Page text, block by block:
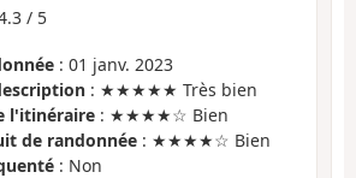
/ 5
: 01 janv. 2023
: ★★★★★ Très bien
l'itinéraire : ★★★★☆ Bien
de randonnée : ★★★★☆ Bien
: Non